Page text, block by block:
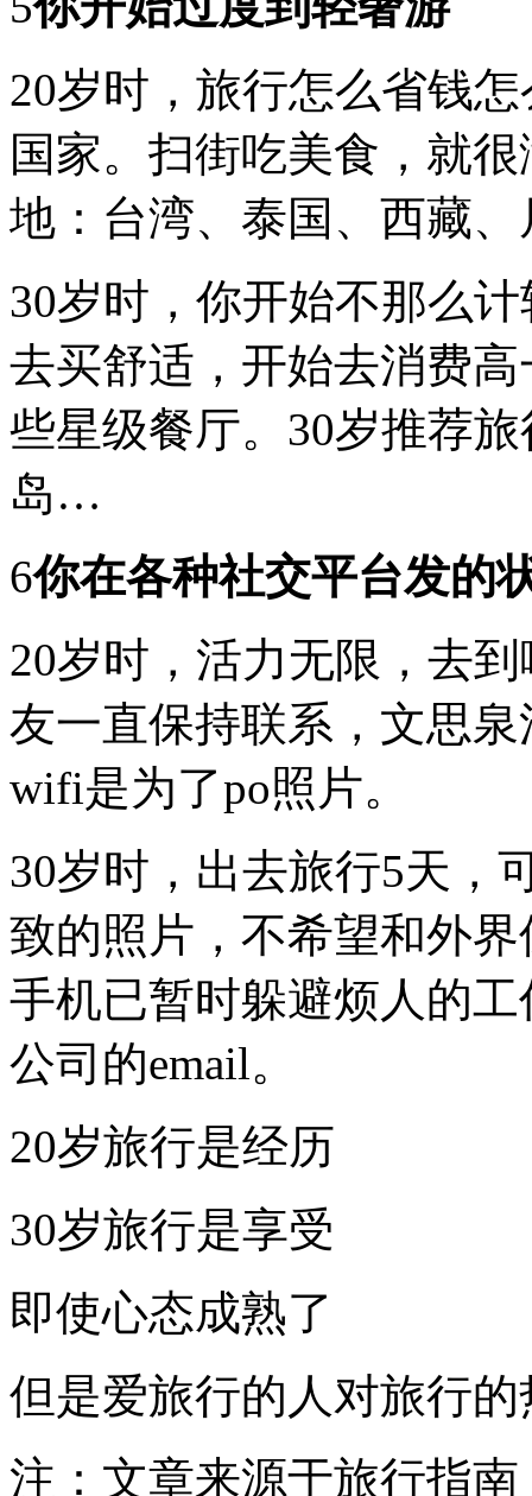
旅
态
度
和
价
观
20岁时，旅行怎么省钱
国家。扫街吃美食，就
地：台湾、泰国、西藏
30岁时，你开始不那么
去买舒适，开始去消费
些星级餐厅。30岁推荐
岛…
6你在各种社交平台发的
20岁时，活力无限，去
友一直保持联系，文思
wifi是为了po照片。
30岁时，出去旅行5天，
致的照片，不希望和外
手机已暂时躲避烦人的
公司的email。
20岁旅行是经历
30岁旅行是享受
即使心态成熟了
但是爱旅行的人对旅行
注：文章来源于旅行指南